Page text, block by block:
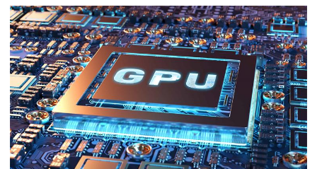
泛CG交流会
泛CG交流会
泛CG交流会
泛CG交流会
泛CG交流会
泛CG交流会
青云平台
教育优惠
青云平台
教育优惠
青云平台
教育优惠
青云平台
教育优惠
青云平台
教育优惠
青云平台
教育优惠
关于我们
下载动画客户端
效果图客户端
动画客户端
效果图客户端
动画客户端
效果图客户端
动画客户端
效果图客户端
动画客户端
效果图客户端
动画客户端
效果图客户端
帮助/教程
登录